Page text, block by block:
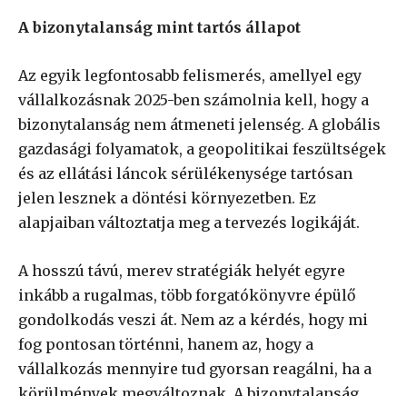
A bizonytalanság mint tartós állapot
Az egyik legfontosabb felismerés, amellyel egy
vállalkozásnak 2025-ben számolnia kell, hogy a
bizonytalanság nem átmeneti jelenség. A globális
gazdasági folyamatok, a geopolitikai feszültségek
és az ellátási láncok sérülékenysége tartósan
jelen lesznek a döntési környezetben. Ez
alapjaiban változtatja meg a tervezés logikáját.
A hosszú távú, merev stratégiák helyét egyre
inkább a rugalmas, több forgatókönyvre épülő
gondolkodás veszi át. Nem az a kérdés, hogy mi
fog pontosan történni, hanem az, hogy a
vállalkozás mennyire tud gyorsan reagálni, ha a